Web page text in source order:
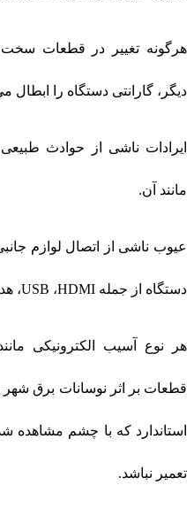
هرگونه تغییر در قطعات سخت
دیگر، گارانتی دستگاه را ابطال
ایرادات ناشی از حوادث
مانند آن.
عیوب ناشی از اتصال لوازم
دستگاه از جمله USB ،HDMI، هدفون، نمايشگر و نظیر آن.
هر نوع آسیب الکترونیکی
قطعات بر اثر نوسانات برق شهر
استاندارد که با چشم مشاهده
تعمیر نباشد.